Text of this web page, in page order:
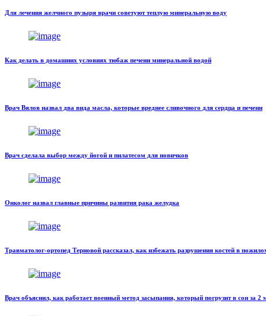
Для лечения желчного пузыря врачи советуют теплую минеральную воду
Как делать в домашних условиях тюбаж печени минеральной водой
Врач Вялов назвал два вида масла, которые вреднее сливочного для сердца и печени
Врач сделала выбор между йогой и пилатесом для новичков
Онколог назвал главные причины развития рака желудка
Травматолог-ортопед Терновой рассказал, как избежать разрушения костей в
Врач объяснил, как работает военный метод засыпания, который погрузит в сон за 2